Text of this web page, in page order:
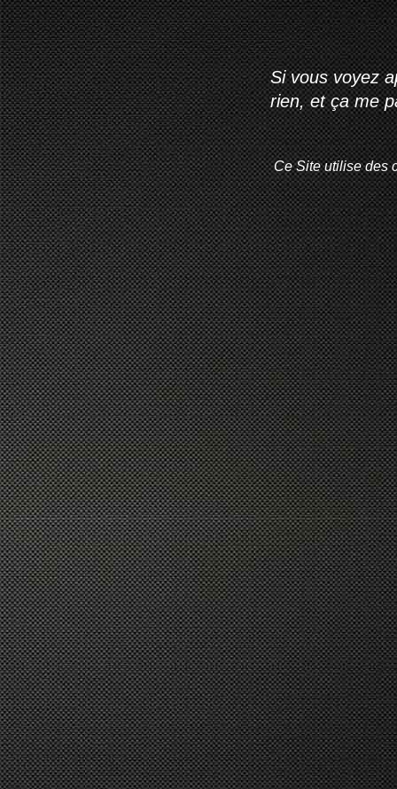
Si vous voyez
rien, et ça me
Ce Site utilise des